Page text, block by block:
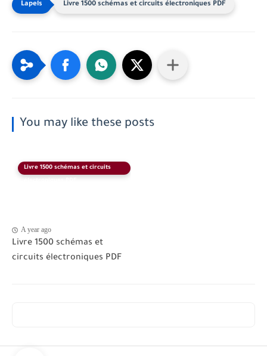
Livre 1500 schémas et circuits électroniques PDF
You may like these posts
Livre 1500 schémas et circuits
A year ago
Livre 1500 schémas et
circuits électroniques PDF